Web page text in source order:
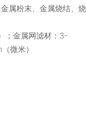
属粉末、金属烧结、烧
；金属网滤材：3-
微米）